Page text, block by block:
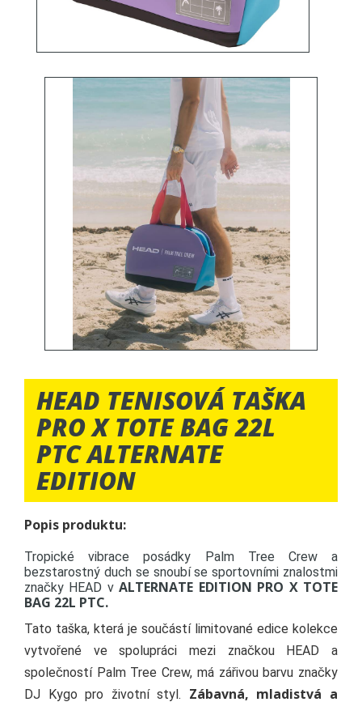
HEAD TENISOVÁ TAŠKA
PRO X TOTE BAG 22L
PTC ALTERNATE
EDITION
Popis produktu:
Tropické vibrace posádky Palm Tree Crew a
bezstarostný duch se snoubí se sportovními znalostmi
značky HEAD vALTERNATE EDITION PRO X TOTE
BAG 22L PTC.
Tato taška, která je součástí limitované edice kolekce
vytvořené ve spolupráci mezi značkou HEAD a
společností Palm Tree Crew, má zářivou barvu značky
DJ Kygo pro životní styl. Zábavná, mladistvá a